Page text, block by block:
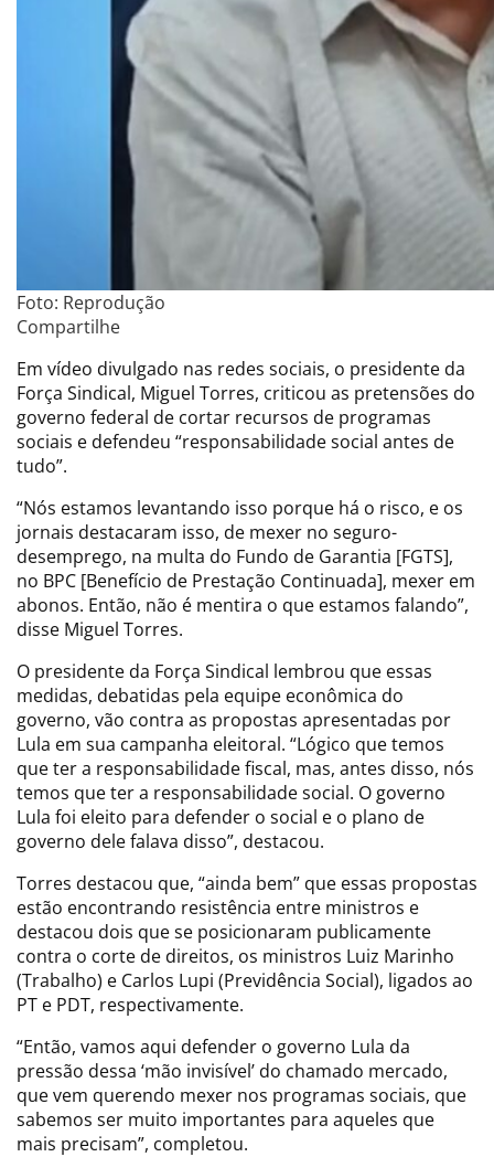
Foto: Reprodução
Compartilhe
Em vídeo divulgado nas redes sociais, o presidente da
Força Sindical, Miguel Torres, criticou as pretensões do
governo federal de cortar recursos de programas
sociais e defendeu “responsabilidade social antes de
tudo”.
“Nós estamos levantando isso porque há o risco, e os
jornais destacaram isso, de mexer no seguro-
desemprego, na multa do Fundo de Garantia [FGTS],
no BPC [Benefício de Prestação Continuada], mexer em
abonos. Então, não é mentira o que estamos falando”,
disse Miguel Torres.
O presidente da Força Sindical lembrou que essas
medidas, debatidas pela equipe econômica do
governo, vão contra as propostas apresentadas por
Lula em sua campanha eleitoral. “Lógico que temos
que ter a responsabilidade fiscal, mas, antes disso, nós
temos que ter a responsabilidade social. O governo
Lula foi eleito para defender o social e o plano de
governo dele falava disso”, destacou.
Torres destacou que, “ainda bem” que essas propostas
estão encontrando resistência entre ministros e
destacou dois que se posicionaram publicamente
contra o corte de direitos, os ministros Luiz Marinho
(Trabalho) e Carlos Lupi (Previdência Social), ligados ao
PT e PDT, respectivamente.
“Então, vamos aqui defender o governo Lula da
pressão dessa ‘mão invisível’ do chamado mercado,
que vem querendo mexer nos programas sociais, que
sabemos ser muito importantes para aqueles que
mais precisam”, completou.